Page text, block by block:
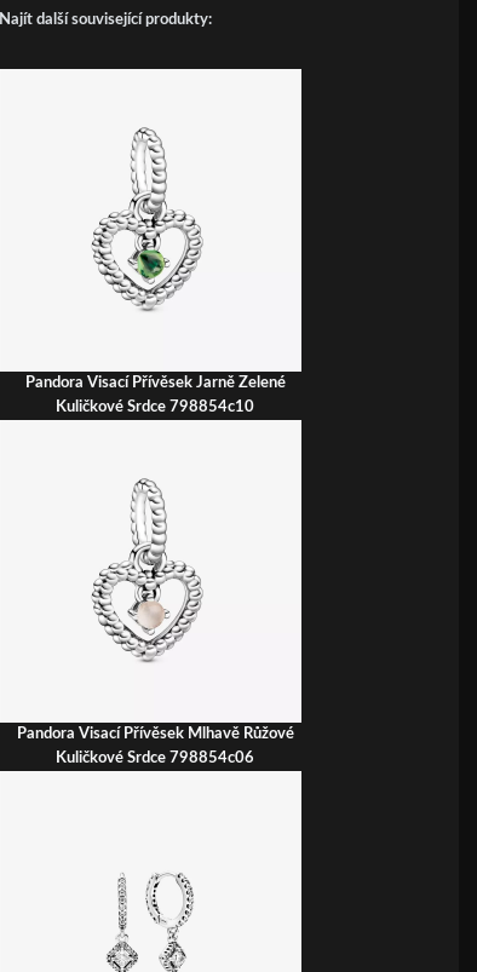
Najít další související produkty:
Pandora Visací Přívěsek Jarně Zelené
Kuličkové Srdce 798854c10
Pandora Visací Přívěsek Mlhavě Růžové
Kuličkové Srdce 798854c06